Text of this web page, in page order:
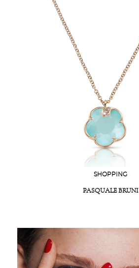
SHOPPING
PASQUALE BRUNI